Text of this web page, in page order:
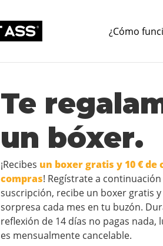
¿Cómo
Te
un bóxer.
¡Recibes un boxer gratis y 10 € de
compras! Regístrate a
suscripción, recibe un boxer gratis
sorpresa cada mes en tu buzón.
reflexión de 14 días no pagas nada,
es mensualmente cancelable.